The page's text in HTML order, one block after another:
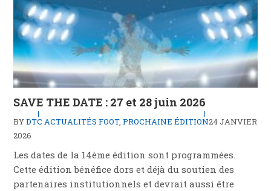
SAVE THE DATE : 27 et 28 juin 2026
BYDTC ACTUALITÉS FOOT,PROCHAINE ÉDITION24 JANVIER
2026
Les dates de la 14ème édition sont programmées.
Cette édition bénéfice dors et déjà du soutien des
partenaires institutionnels et devrait aussi être